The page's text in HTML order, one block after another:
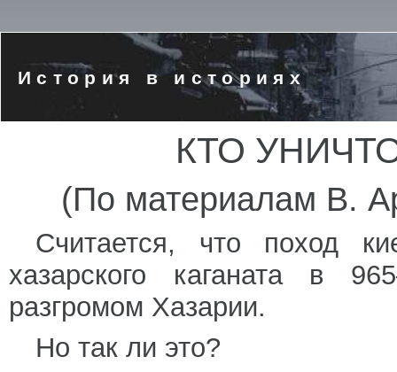
История в историях
КТО
(По материалам В.
Считается, что поход
хазарского каганата в
разгромом Хазарии.
Но так ли это?